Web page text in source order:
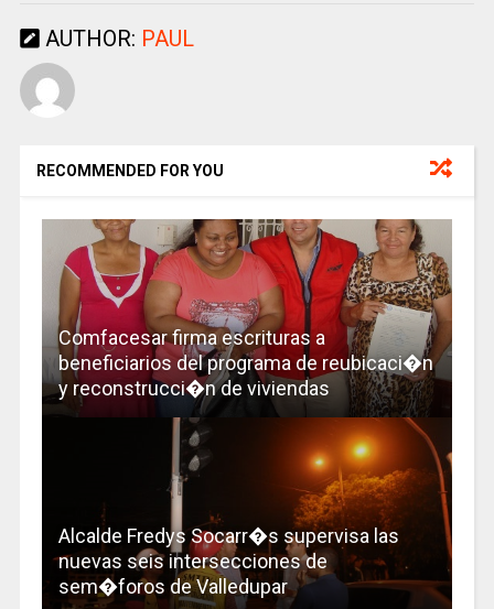
AUTHOR: PAUL
RECOMMENDED FOR YOU
Comfacesar firma escrituras a
beneficiarios del programa de reubicaci�n
y reconstrucci�n de viviendas
Alcalde Fredys Socarr�s supervisa las
nuevas seis intersecciones de
sem�foros de Valledupar